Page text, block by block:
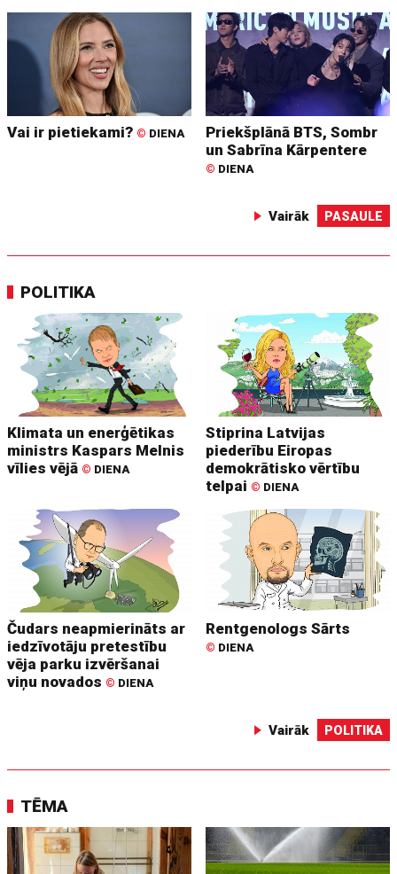
Vai ir pietiekami? © DIENA
Priekšplānā BTS, Sombr
un Sabrīna Kārpentere
© DIENA
Vairāk PASAULE
POLITIKA
Klimata un enerģētikas
ministrs Kaspars Melnis
vīlies vējā © DIENA
Stiprina Latvijas
piederību Eiropas
demokrātisko vērtību
telpai © DIENA
Čudars neapmierināts ar
iedzīvotāju pretestību
vēja parku izvēršanai
viņu novados © DIENA
Rentgenologs Sārts
© DIENA
Vairāk POLITIKA
TĒMA